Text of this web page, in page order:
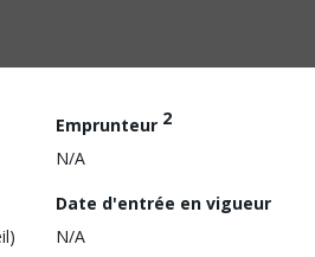
Emprunteur 2
N/A
Date d'entrée en vigueur
N/A